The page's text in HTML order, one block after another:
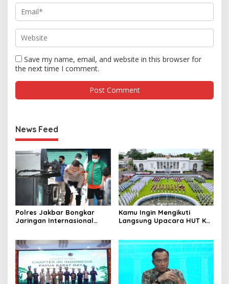
Save my name, email, and website in this browser for
the next time I comment.
News Feed
Polres Jakbar Bongkar
Jaringan Internasional
Diringkus dan Barang Bukti
1,1 Ton Rp119 Miliar
Dimusnahkan
Kamu Ingin Mengikuti
Langsung Upacara HUT Ke-
Pendaftaran Resminya di
Sini